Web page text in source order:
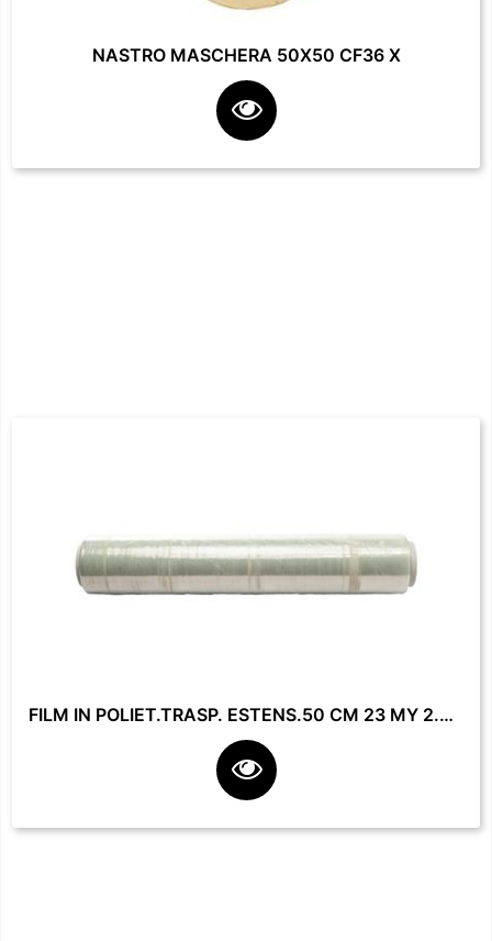
NASTRO MASCHERA 50X50 CF36 X
FILM IN POLIET.TRASP. ESTENS.50 CM 23 MY 2.2 KG **